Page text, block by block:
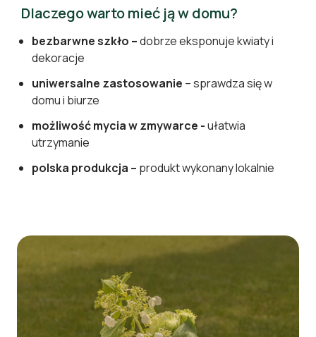
Dlaczego warto mieć ją w domu?
bezbarwne szkło –dobrze eksponuje kwiaty i
dekoracje
uniwersalne zastosowanie – sprawdza się w
domu i biurze
możliwość mycia w zmywarce -ułatwia
utrzymanie
polska produkcja – produkt wykonany lokalnie